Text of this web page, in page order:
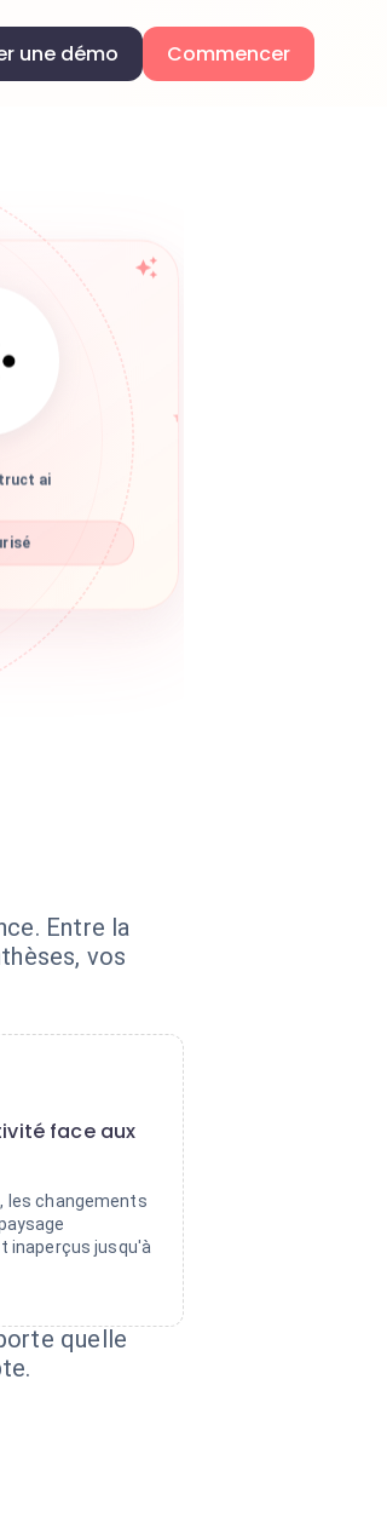
une démo Commencer
ai
Entre la
vos
face aux
les changements
inaperçus jusqu'à
quelle